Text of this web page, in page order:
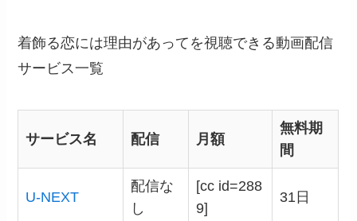
着飾る恋には理由があってを視聴できる動画配信
サービス一覧
サービス名 配信 月額
無料期
間
U-NEXT
配信な
し
[cc id=288
9]
31日